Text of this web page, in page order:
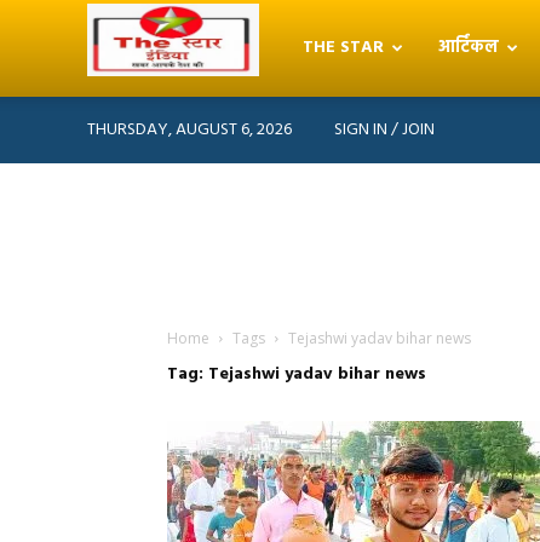
THETHE STAR आर्टिकल
THURSDAY, AUGUST 6, 2026 SIGN IN / JOIN
Home Tags Tejashwi yadav bihar news
Tag: Tejashwi yadav bihar news